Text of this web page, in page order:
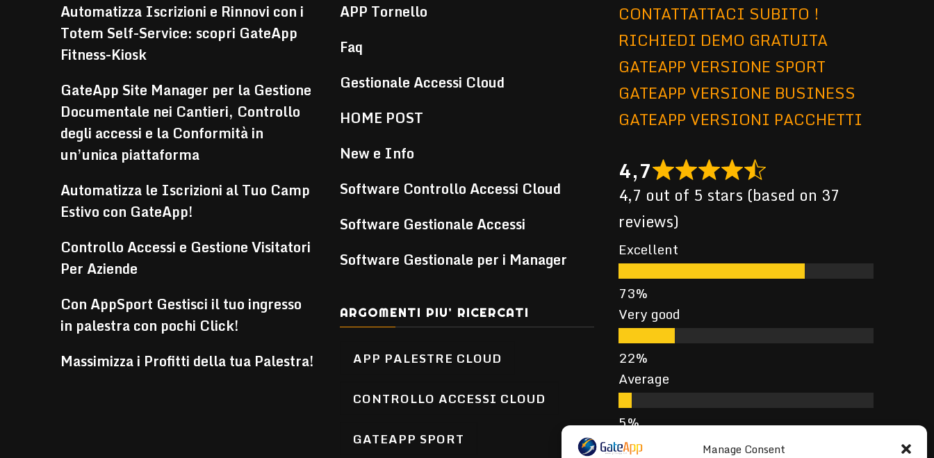
Manage Consent
Automatizza Iscrizioni e Rinnovi con i
Totem Self-Service: scopri GateApp
Fitness-Kiosk
GateApp Site Manager per la Gestione
Documentale nei Cantieri, Controllo
degli accessi e la Conformità in
un’unica piattaforma
Automatizza le Iscrizioni al Tuo Camp
Estivo con GateApp!
Controllo Accessi e Gestione Visitatori
Per Aziende
Con AppSport Gestisci il tuo ingresso
in palestra con pochi Click!
Massimizza i Profitti della tua Palestra!
APP Tornello
Faq
Gestionale Accessi Cloud
HOME POST
New e Info
Software Controllo Accessi Cloud
Software Gestionale Accessi
Software Gestionale per i Manager
ARGOMENTI PIU’ RICERCATI
APP PALESTRE CLOUD
CONTROLLO ACCESSI CLOUD
GATEAPP SPORT
CONTATTATTACI SUBITO !
RICHIEDI DEMO GRATUITA
GATEAPP VERSIONE SPORT
GATEAPP VERSIONE BUSINESS
GATEAPP VERSIONI PACCHETTI
4,7
4,7 out of 5 stars (based on 37
reviews)
Excellent
Very good
Average
Poor